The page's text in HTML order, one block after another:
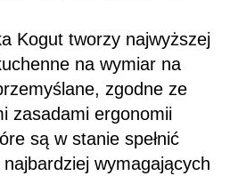
Kogut tworzy najwyższej
na wymiar na
zgodne ze
zasadami ergonomii
są w stanie spełnić
wymagających